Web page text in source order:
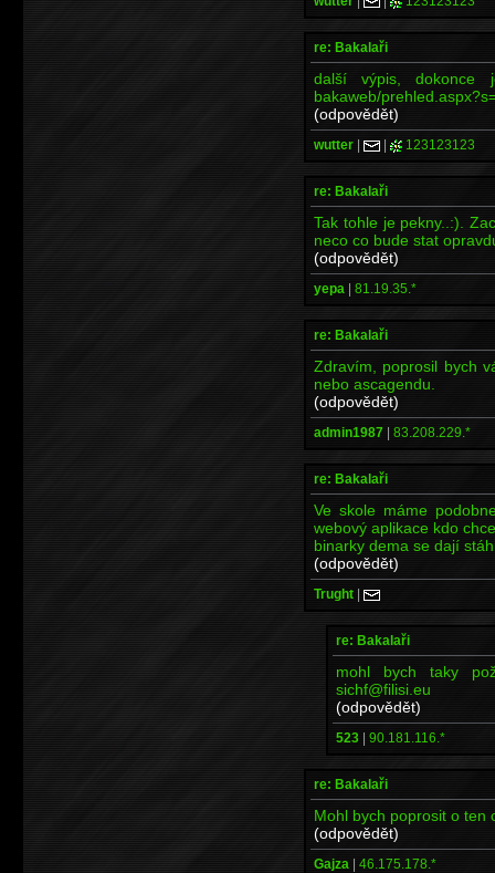
re: Bakalaři
další výpis, dokonce
bakaweb/
(odpovědět)
wutter | | 123123123
re: Bakalaři
Tak tohle je pekny..:).
neco co bude stat
(odpovědět)
yepa | 81.19.35.*
re: Bakalaři
Zdravím, poprosil bych
nebo ascagendu.
(odpovědět)
admin1987 | 83.208.229.*
re: Bakalaři
Ve skole máme
webový aplikace kdo
binarky dema se dají
(odpovědět)
Trught |
re: Bakalaři
mohl bych taky
sichf@filisi.eu
(odpovědět)
523 | 90.181.116.*
re: Bakalaři
Mohl bych poprosit o ten
(odpovědět)
Gajza | 46.175.178.*